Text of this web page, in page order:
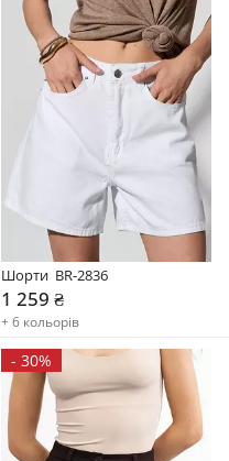
Шорти  BR-2836
1 259 ₴
+ 6 кольорів
- 30%